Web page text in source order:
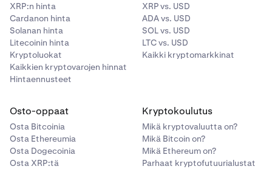
XRP:n hinta
Cardanon hinta
Solanan hinta
Litecoinin hinta
Kryptoluokat
Kaikkien kryptovarojen hinnat
Hintaennusteet
XRP vs. USD
ADA vs. USD
SOL vs. USD
LTC vs. USD
Kaikki kryptomarkkinat
Osto-oppaat
Osta Bitcoinia
Osta Ethereumia
Osta Dogecoinia
Osta XRP:tä
Kryptokoulutus
Mikä kryptovaluutta on?
Mikä Bitcoin on?
Mikä Ethereum on?
Parhaat kryptofutuurialustat